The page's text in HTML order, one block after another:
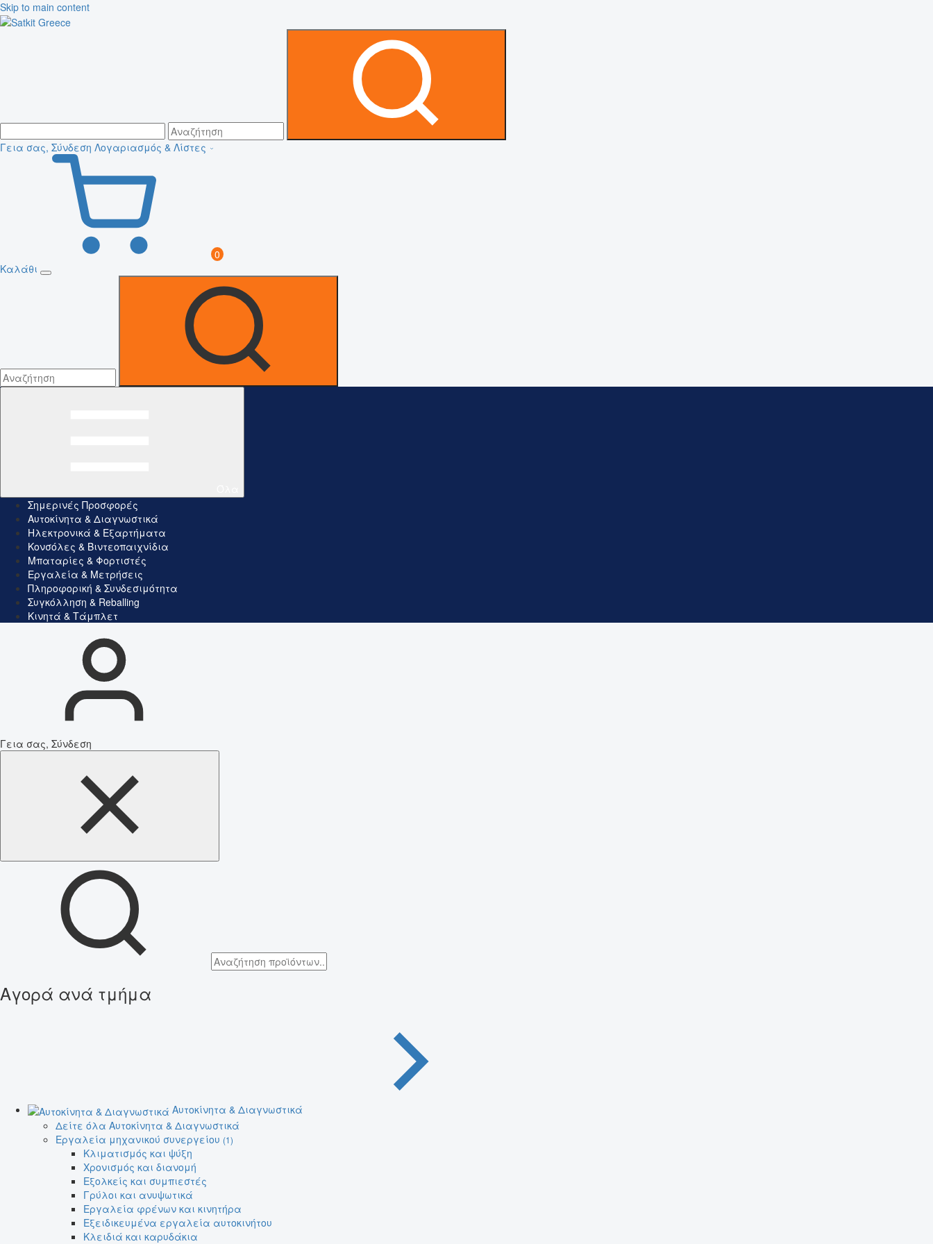
Skip to main content
Γεια σας, Σύνδεση Λογαριασμός & Λίστες
0
Καλάθι
Σημερινές Προσφορές
Αυτοκίνητα & Διαγνωστικά
Ηλεκτρονικά & Εξαρτήματα
Κονσόλες & Βιντεοπαιχνίδια
Μπαταρίες & Φορτιστές
Εργαλεία & Μετρήσεις
Πληροφορική & Συνδεσιμότητα
Συγκόλληση & Reballing
Κινητά & Τάμπλετ
Γεια σας, Σύνδεση
Αγορά ανά τμήμα
Αυτοκίνητα & Διαγνωστικά
Δείτε όλα Αυτοκίνητα & Διαγνωστικά
Εργαλεία μηχανικού συνεργείου (1)
Κλιματισμός και ψύξη
Χρονισμός και διανομή
Εξολκείς και συμπιεστές
Γρύλοι και ανυψωτικά
Εργαλεία φρένων και κινητήρα
Εξειδικευμένα εργαλεία αυτοκινήτου
Κλειδιά και καρυδάκια